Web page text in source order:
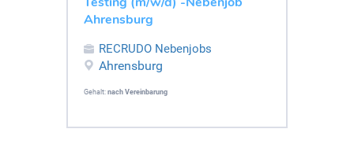
Ahrensburg
RECRUDO Nebenjobs
Ahrensburg
Gehalt: nach Vereinbarung